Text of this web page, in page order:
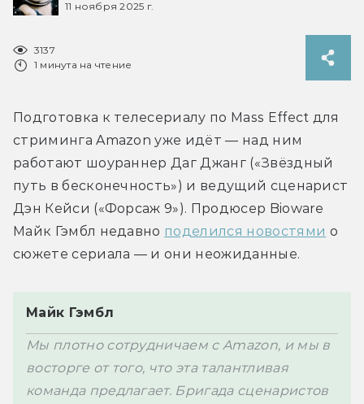
11 ноября 2025 г.
3137
1 минута на чтение
Подготовка к телесериалу по Mass Effect для
стриминга Amazon уже идёт — над ним
работают шоураннер Даг Джанг («Звёздный
путь в бесконечность») и ведущий сценарист
Дэн Кейси («Форсаж 9»). Продюсер Bioware
Майк Гэмбл недавно поделился новостями о
Майк Гэмбл
Мы плотно сотрудничаем с Amazon, и мы в
восторге от того, что эта талантливая
команда предлагает. Бригада сценаристов